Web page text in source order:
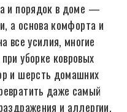
и порядок в доме —
а основа комфорта и
все усилия, многие
уборке ковровых
и шерсть домашних
даже самый
и аллергии.